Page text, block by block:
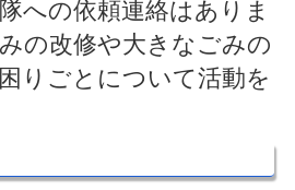
への依頼連絡はありま
の改修や大きなごみの
りごとについて活動を